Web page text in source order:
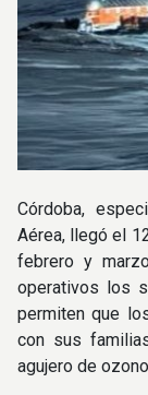
Córdoba,
Aérea, llegó el
febrero y
operativos los
permiten que
con sus
agujero de